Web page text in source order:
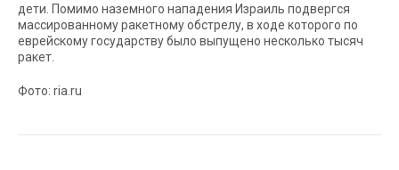
дети. Помимо наземного нападения Израиль подвергся
массированному ракетному обстрелу, в ходе которого по
еврейскому государству было выпущено несколько тысяч
ракет.
Фото: ria.ru